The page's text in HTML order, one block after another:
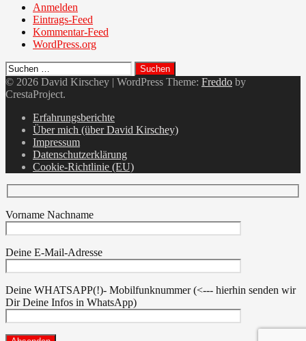
Anmelden
Eintrags-Feed
Kommentar-Feed
WordPress.org
Suchen
nach:
© 2026 David Kirschey | WordPress Theme: Freddo by
CrestaProject.
Erfahrungsberichte
Über mich (über David Kirschey)
Impressum
Datenschutzerklärung
Cookie-Richtlinie (EU)
Vorname Nachname
Deine E-Mail-Adresse
Deine WHATSAPP(!)- Mobilfunknummer (<--- hierhin senden wir
Dir Deine Infos in WhatsApp)